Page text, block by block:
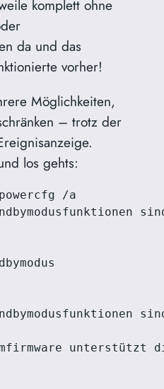
komplett ohne
da und das
vorher!
Möglichkeiten,
– trotz der
los gehts:
/a
unterstützt